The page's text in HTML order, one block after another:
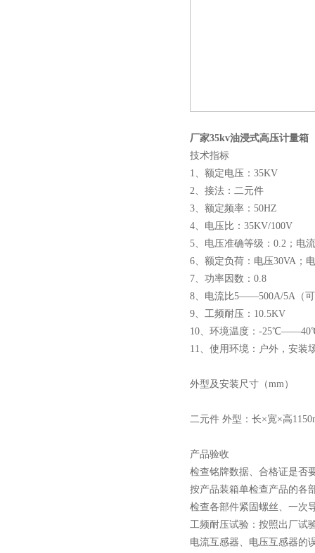
厂家35kv油浸式高压计量箱
技术指标
1、额定电压：35KV
2、接法：二元件
3、额定频率：50HZ
4、电压比：35KV/100V
5、电压准确等级：0.2；电
6、额定负荷：电压30VA；
7、功率因数：0.8
8、电流比5——500A/5A（
9、工频耐压：10.5KV
10、环境温度：-
11、使用环境：户外，安装
外型及安装尺寸（mm）
二元件 外型：长×宽×高
产品验收
检查铭牌数据、合格证是否
按产品装箱单检查产品的各
检查各部件紧固螺丝、一次
工频耐压试验：按照出厂试
电流互感器、电压互感器的